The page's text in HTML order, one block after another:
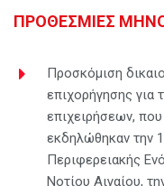
ΠΡΟΘΕΣΜΙΕΣ
Προσκόμιση
επιχορήγησης για
επιχειρήσεων,
εκδηλώθηκαν την
Περιφερειακής
Νοτίου Αιγαίου,